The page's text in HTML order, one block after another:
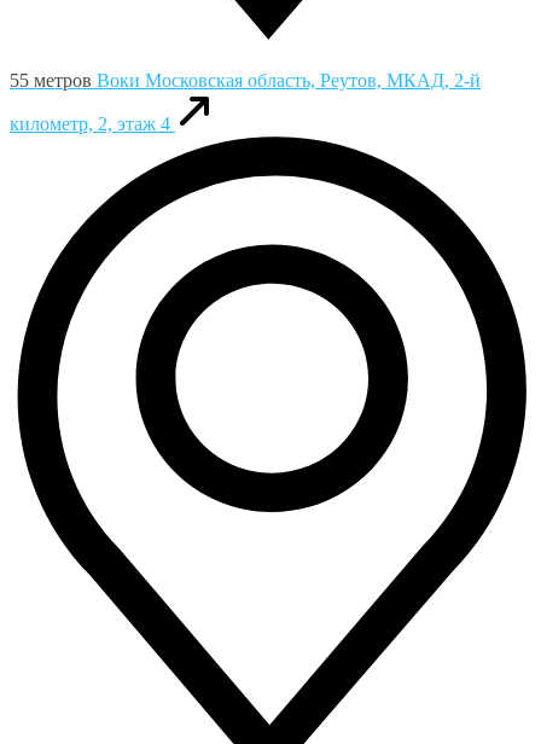
55 метров Воки Московская область, Реутов, МКАД, 2-й
километр, 2, этаж 4